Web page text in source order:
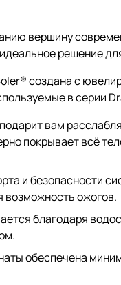
вершину
решение
создана с
в серии
вам
покрывает всё
и безопасности
возможность ожогов.
благодаря
обеспечена